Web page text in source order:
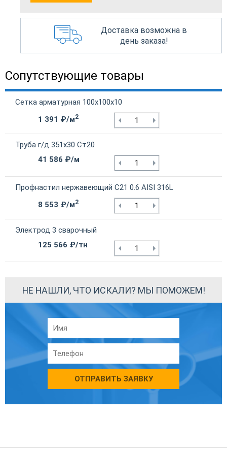
Доставка возможна в
день заказа!
Сопутствующие товары
Сетка арматурная 100х100х10
1 391 ₽/м2
Труба г/д 351х30 Ст20
41 586 ₽/м
Профнастил нержавеющий С21 0.6 AISI 316L
8 553 ₽/м2
Электрод 3 сварочный
125 566 ₽/тн
НЕ НАШЛИ, ЧТО ИСКАЛИ? МЫ ПОМОЖЕМ!
ОТПРАВИТЬ ЗАЯВКУ